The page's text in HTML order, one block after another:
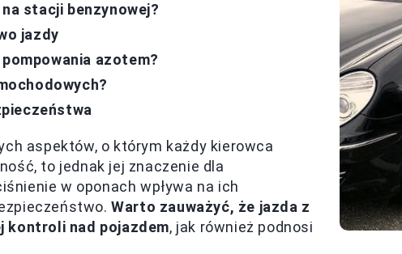
stacji benzynowej?
jazdy
azotem?
aspektów, o którym każdy kierowca
to jednak jej znaczenie dla
w oponach wpływa na ich
Warto zauważyć, że jazda z
kontroli nad pojazdem, jak również podnosi